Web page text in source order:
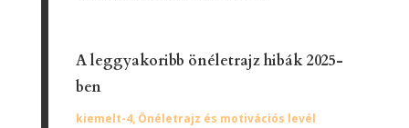
A leggyakoribb önéletrajz hibák 2025-
ben
kiemelt-4, Önéletrajz és motivációs levél